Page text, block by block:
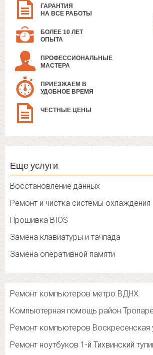
ГАРАНТИЯ
НА ВСЕ РАБОТЫ
БОЛЕЕ 10 ЛЕТ
ОПЫТА
ПРОФЕССИОНАЛЬНЫЕ
МАСТЕРА
ПРИЕЗЖАЕМ В
УДОБНОЕ ВРЕМЯ
ЧЕСТНЫЕ ЦЕНЫ
Еще услуги
Восстановление данных
Ремонт и чистка системы охлаждения
Прошивка BIOS
Замена клавиатуры и тачпада
Замена оперативной памяти
Ремонт компьютеров метро ВДНХ
Компьютерная помощь район
Ремонт компьютеров Воскресенская
Ремонт ноутбуков 1-й Тихвинский